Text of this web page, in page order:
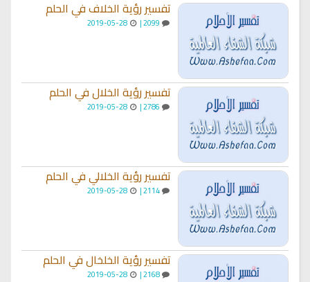
تفسير رؤية الخلاف في الحلم
2019-05-28
تفسير رؤية الخلال في الحلم
2019-05-28
تفسير رؤية الخلالي في الحلم
2114 |
2019-05-28
تفسير رؤية الخلخال في الحلم
2168 |
2019-05-28